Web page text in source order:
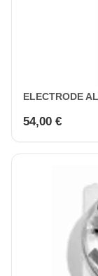
ELECTRODE
54,00 €